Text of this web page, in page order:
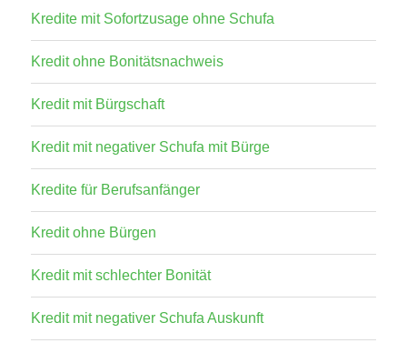
Kredite mit Sofortzusage ohne Schufa
Kredit ohne Bonitätsnachweis
Kredit mit Bürgschaft
Kredit mit negativer Schufa mit Bürge
Kredite für Berufsanfänger
Kredit ohne Bürgen
Kredit mit schlechter Bonität
Kredit mit negativer Schufa Auskunft